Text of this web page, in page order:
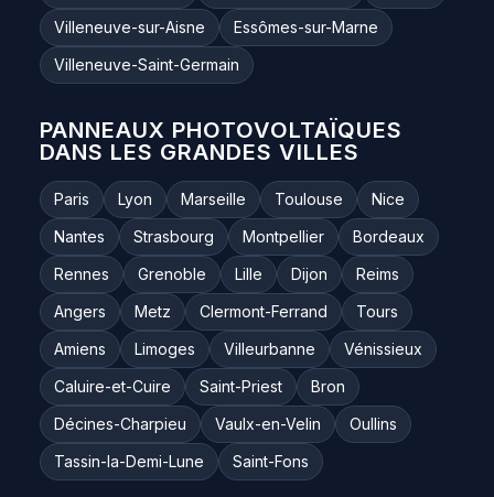
Villeneuve-sur-Aisne
Essômes-sur-Marne
Villeneuve-Saint-Germain
PANNEAUX PHOTOVOLTAÏQUES
DANS LES GRANDES VILLES
Paris Lyon Marseille Toulouse
Nice
Nantes
Strasbourg Montpellier
Bordeaux
Rennes
Grenoble Lille Dijon
Reims
Angers
Metz Clermont-Ferrand
Tours
Amiens
Limoges Villeurbanne
Vénissieux
Caluire-et-Cuire
Saint-Priest
Bron
Décines-Charpieu
Vaulx-en-Velin
Oullins
Tassin-la-Demi-Lune
Saint-Fons